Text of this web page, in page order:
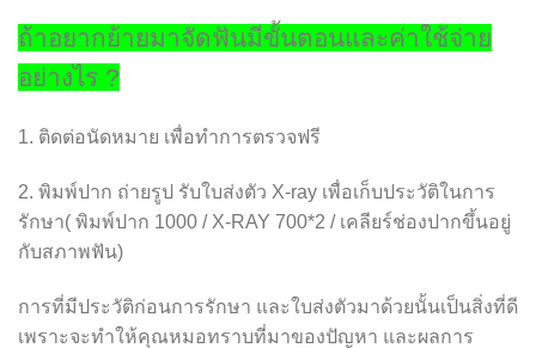
ถ้าอยากย้ายมาจัดฟันมีขั้นตอนและค่าใช้จ่าย
อย่างไร ?
1. ติดต่อนัดหมาย เพื่อทำการตรวจฟรี
2. พิมพ์ปาก ถ่ายรูป รับใบส่งตัว X-ray เพื่อเก็บประวัติในการ
รักษา( พิมพ์ปาก 1000 / X-RAY 700*2 / เคลียร์ช่องปากขึ้นอยู่
กับสภาพฟัน)
การที่มีประวัติก่อนการรักษา และใบส่งตัวมาด้วยนั้นเป็นสิ่งที่ดี
เพราะจะทำให้คุณหมอทราบที่มาของปัญหา และผลการ